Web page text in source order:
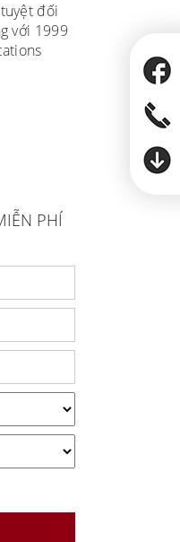
đối
với 1999
PHÍ